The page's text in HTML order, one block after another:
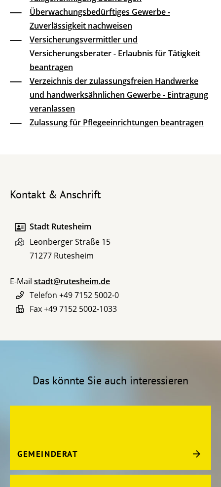
Überwachungsbedürftiges Gewerbe -
Zuverlässigkeit nachweisen
Versicherungsvermittler und
Versicherungsberater - Erlaubnis für Tätigkeit
beantragen
Verzeichnis der zulassungsfreien Handwerke
und handwerksähnlichen Gewerbe - Eintragung
veranlassen
Zulassung für Pflegeeinrichtungen beantragen
Kontakt & Anschrift
Stadt Rutesheim
Leonberger Straße 15
71277 Rutesheim
E-Mail stadt@rutesheim.de
Telefon +49 7152 5002-0
Fax+49 7152 5002-1033
Das könnte Sie auch interessieren
GEMEINDERAT